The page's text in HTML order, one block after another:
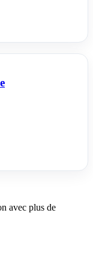
avec plus de